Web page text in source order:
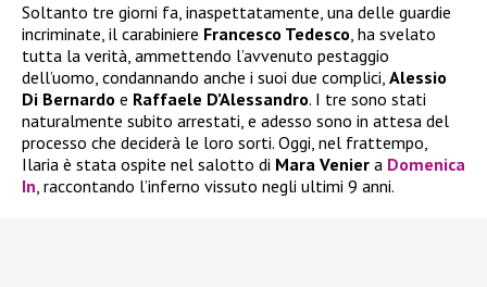
Soltanto tre giorni fa, inaspettatamente, una delle guardie
incriminate, il carabiniere Francesco Tedesco, ha svelato
tutta la verità, ammettendo l’avvenuto pestaggio
dell’uomo, condannando anche i suoi due complici, Alessio
Di Bernardo e Raffaele D’Alessandro. I tre sono stati
naturalmente subito arrestati, e adesso sono in attesa del
processo che deciderà le loro sorti. Oggi, nel frattempo,
Ilaria è stata ospite nel salotto di Mara Venier a Domenica
In, raccontando l’inferno vissuto negli ultimi 9 anni.